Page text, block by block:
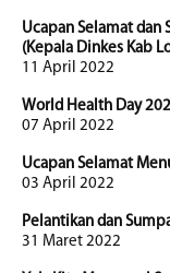
Ucapan Selamat dan
(Kepala Dinkes Kab
11 April 2022
World Health Day
07 April 2022
Ucapan Selamat
03 April 2022
Pelantikan dan
31 Maret 2022